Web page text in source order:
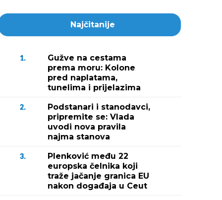
Najčitanije
1.
Gužve na cestama
prema moru: Kolone
pred naplatama,
tunelima i prijelazima
2.
Podstanari i stanodavci,
pripremite se: Vlada
uvodi nova pravila
najma stanova
3.
Plenković među 22
europska čelnika koji
traže jačanje granica EU
nakon događaja u Ceut